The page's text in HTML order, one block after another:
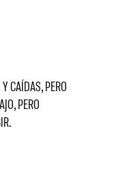
CAÍDAS, PERO
PERO